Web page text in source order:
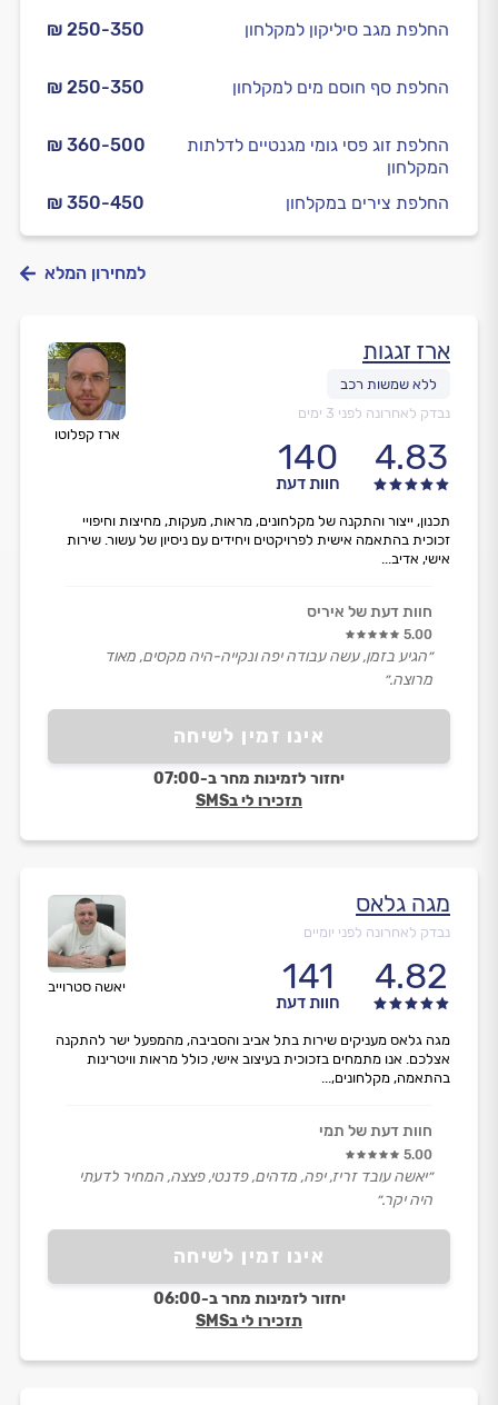
₪ 250-350 החלפת מגב סיליקון למקלחון
₪ 250-350 החלפת סף חוסם מים למקלחון
₪ 360-500
החלפת זוג פסי גומי מגנטיים לדלתות
המקלחון
₪ 350-450
החלפת צירים במקלחון
למחירון המלא
ארז קפלוטו
ארז זגגות
נבדק לאחרונה לפני 3 ימים
4.83
140
חוות דעת
אינו זמין לשיחה
יחזור לזמינות מחר ב-07:00
תזכירו לי בSMS
תכנון, ייצור והתקנה של מקלחונים, מראות, מעקות, מחיצות וחיפויי
זכוכית בהתאמה אישית לפרויקטים ויחידים עם ניסיון של עשור. שירות
אישי, אדיב...
חוות דעת של איריס
5.00
״הגיע בזמן, עשה עבודה יפה ונקייה-היה מקסים, מאוד
מרוצה.״
יאשה סטרוייב
מגה גלאס
נבדק לאחרונה לפני יומיים
4.82
141
חוות דעת
אינו זמין לשיחה
יחזור לזמינות מחר ב-06:00
תזכירו לי בSMS
מגה גלאס מעניקים שירות בתל אביב והסביבה, מהמפעל ישר להתקנה
אצלכם. אנו מתמחים בזכוכית בעיצוב אישי, כולל מראות וויטרינות
בהתאמה, מקלחונים,...
חוות דעת של תמי
5.00
״יאשה עובד זריז, יפה, מדהים, פדנטי, פצצה, המחיר לדעתי
היה יקר.״